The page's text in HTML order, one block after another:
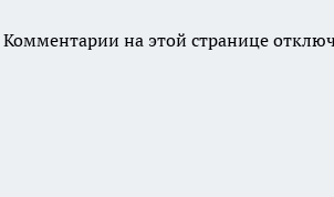
Комментарии на этой странице